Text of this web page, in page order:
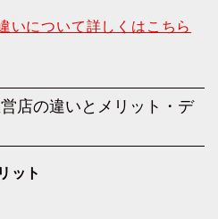
いについて詳しくはこちら
店の違いとメリット・デ
ット